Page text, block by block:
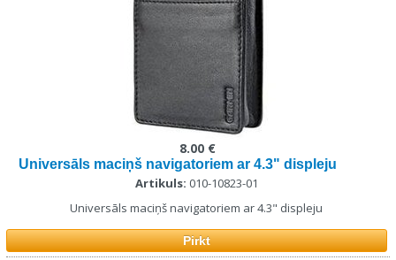
Universāls maciņš navigatoriem ar 4.3" displeju
Artikuls: 010-10823-01
Universāls maciņš navigatoriem ar 4.3" displeju
8.00 €
Pirkt